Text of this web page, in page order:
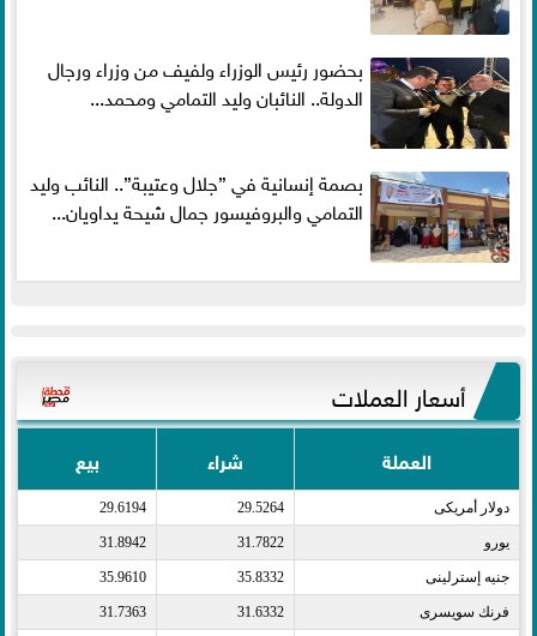
بحضور رئيس الوزراء ولفيف من وزراء ورجال
الدولة.. النائبان وليد التمامي ومحمد...
بصمة إنسانية في ”جلال وعتيبة”.. النائب وليد
التمامي والبروفيسور جمال شيحة يداويان...
أسعار العملات
العملة شراء بيع
دولار أمريكى​ 29.5264
29.6194
يورو​ 31.7822
31.8942
جنيه إسترلينى​ 35.8332
35.9610
فرنك سويسرى​ 31.6332
31.7363